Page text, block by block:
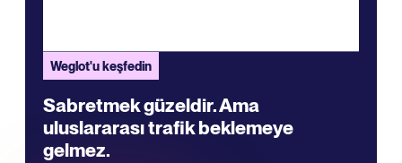
Weglot'u keşfedin
Sabretmek güzeldir. Ama
uluslararası trafik beklemeye
gelmez.